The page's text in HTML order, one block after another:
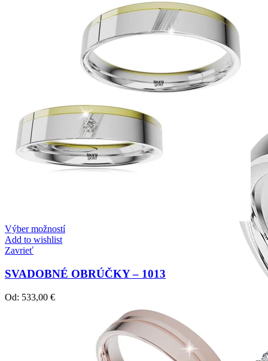
Dokonalý lesk tradičného zlata s decentnou iskrou
Výber možností
Add to wishlist
Zavrieť
SVADOBNÉ OBRÚČKY – 1013
Od: 533,00 €